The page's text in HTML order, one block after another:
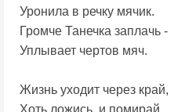
Уронила в речку мячик.
Громче Танечка заплачь -
Уплывает чертов мяч.
Жизнь уходит через край,
Хоть ложись, и помирай.